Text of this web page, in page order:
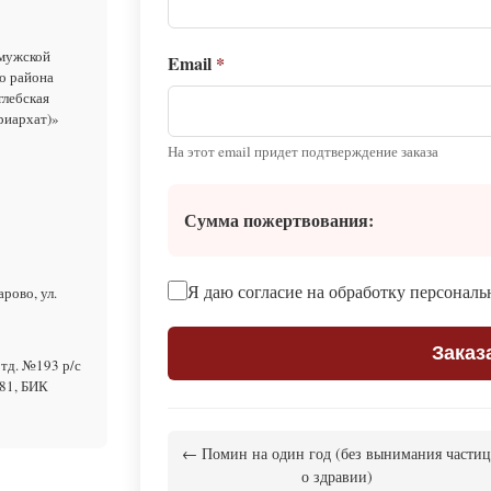
района
ул.
№193 р/с
БИК
Email *
На этот email придет подтверждение заказа
Сумма пожертвования:
Я даю согласие на обработку
← Помин на один год (без вынимания частиц
о здравии)